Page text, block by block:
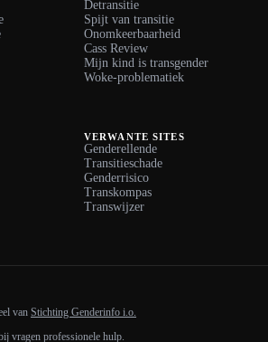
Detransitie
Spijt van transitie
Onomkeerbaarheid
Cass Review
Mijn kind is transgender
Woke-problematiek
VERWANTE SITES
Genderellende
Transitieschade
Genderrisico
Transkompas
Transwijzer
van Stichting Genderinfo i.o.
vragen professionele hulp.